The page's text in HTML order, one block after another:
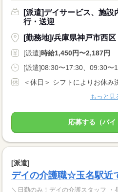
[派遣]デイサービス、施設
行・送迎
[勤務地]/兵庫県神戸市西区
[派遣]時給1,450円〜2,187円
[派遣]08:30〜17:30、09:30〜
＜休日＞ シフトによりお休み
もっと見
応募する（バイ
[派遣]
デイの介護職☆玉名駅近
＼日勤のみ！デイの介護スタッフ ・